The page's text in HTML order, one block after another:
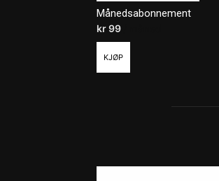
Månedsabonnement
kr99
KJØP